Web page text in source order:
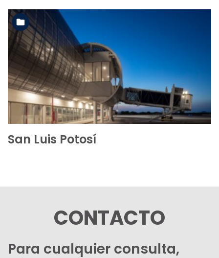
Ver la carpeta
San Luis Potosí
CONTACTO
Para cualquier consulta,